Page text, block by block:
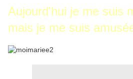
Aujourd'hui je me suis
mais je me suis